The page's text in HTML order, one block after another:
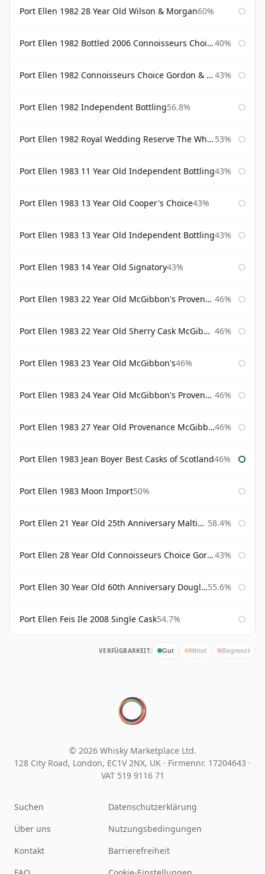
Port Ellen 1982 28 Year Old Wilson & Morgan60%
Port Ellen 1982 Bottled 2006 Connoisseurs Choice Gordon & Macphail 40%
Port Ellen 1982 Connoisseurs Choice Gordon & Macphail 43%
Port Ellen 1982 Independent Bottling56.8%
Port Ellen 1982 Royal Wedding Reserve The Whisky Exchange 53%
Port Ellen 1983 11 Year Old Independent Bottling43%
Port Ellen 1983 13 Year Old Cooper's Choice43%
Port Ellen 1983 13 Year Old Independent Bottling43%
Port Ellen 1983 14 Year Old Signatory43%
Port Ellen 1983 22 Year Old McGibbon's Provenance 46%
Port Ellen 1983 22 Year Old Sherry Cask McGibbon's Provenance 46%
Port Ellen 1983 23 Year Old McGibbon's46%
Port Ellen 1983 24 Year Old McGibbon's Provenance 46%
Port Ellen 1983 27 Year Old Provenance McGibbon's 46%
Port Ellen 1983 Jean Boyer Best Casks of Scotland46%
Port Ellen 1983 Moon Import50%
Port Ellen 21 Year Old 25th Anniversary Maltings 58.4%
Port Ellen 28 Year Old Connoisseurs Choice Gordon & MacPhail 43%
Port Ellen 30 Year Old 60th Anniversary Douglas Laing 55.6%
Port Ellen Feis Ile 2008 Single Cask54.7%
VERFÜGBARKEIT: Gut Mittel Begrenzt
© 2026 Whisky Marketplace Ltd.
128 City Road, London, EC1V 2NX, UK · Firmennr. 17204643 ·
VAT 519 9116 71
Suchen
Über uns
Kontakt
Datenschutzerklärung
Nutzungsbedingungen
Barrierefreiheit